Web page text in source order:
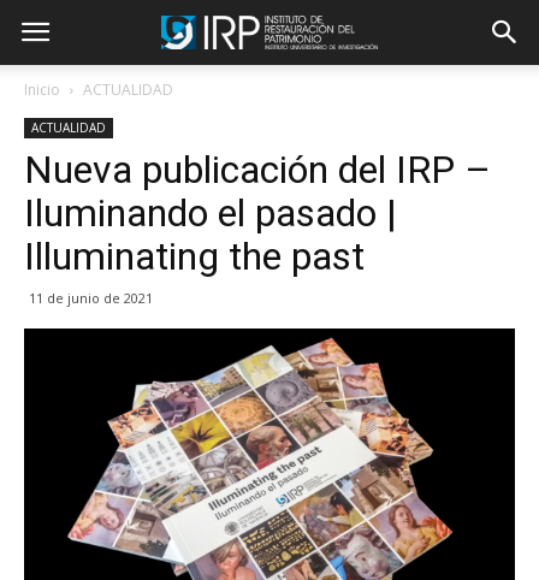
Inicio ACTUALIDAD
ACTUALIDAD
Nueva publicación del IRP –
Iluminando el pasado |
Illuminating the past
11 de junio de 2021